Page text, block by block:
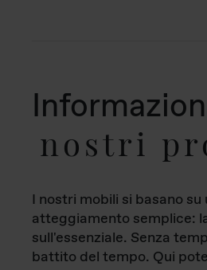
nostri
I nostri mobili si basano su
atteggiamento semplice:
sull'essenziale. Senza
battito del tempo. Qui